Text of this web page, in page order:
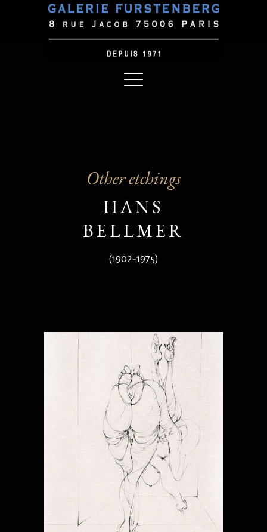
Other etchings
HANS
BELLMER
(1902-1975)